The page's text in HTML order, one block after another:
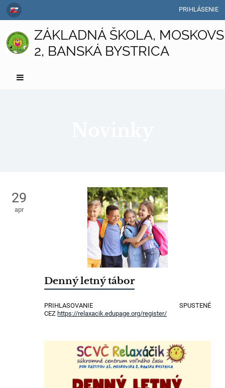
PRIHLÁSENIE
ZÁKLADNÁ ŠKOLA,
2, BANSKÁ BYSTRICA
29
apr
Denný letný tábor
PRIHLASOVANIE SPUSTENÉ
CEZ https://relaxacik.edupage.org/register/